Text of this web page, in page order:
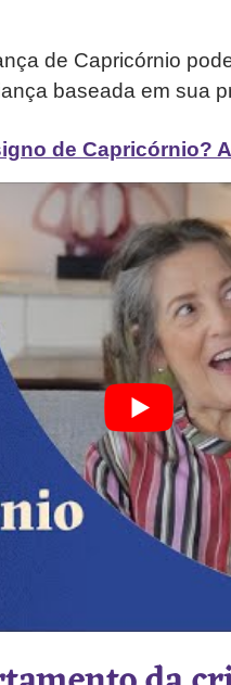
de Capricórnio
baseada em sua
de Capricórnio?